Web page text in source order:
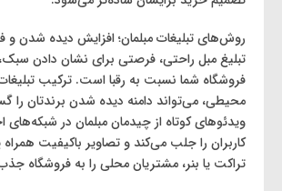
روش‌های تبلیغات مبلمان؛ افزایش دیده شدن
تبلیغ مبل راحتی، فرصتی برای نشان دادن
فروشگاه شما نسبت به رقبا است. ترکیب تبلیغات
محیطی، می‌تواند دامنه دیده شدن برندتان
ویدئوهای کوتاه از چیدمان مبلمان در شبکه‌های
کاربران را جلب می‌کند و تصاویر باکیفیت همراه
تراکت یا بنر، مشتریان محلی را به فروشگاه